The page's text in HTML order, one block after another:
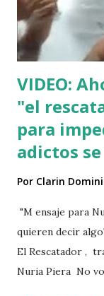
VIDEO:
"el
para
adictos
Por Clarin
"M ensaje para
quieren decir
El Rescatador ,
Nuria Piera No